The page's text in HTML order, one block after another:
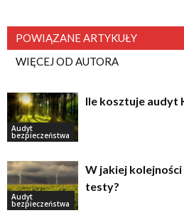
POWIĄZANE ARTYKUŁY
WIĘCEJ OD AUTORA
Audyt
bezpieczeństwa
Ile kosztuje audyt
Audyt
bezpieczeństwa
W jakiej
testy?